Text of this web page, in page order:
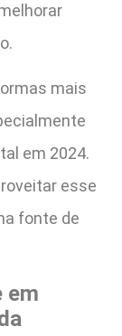
mais
em 2024.
esse
fonte de
em